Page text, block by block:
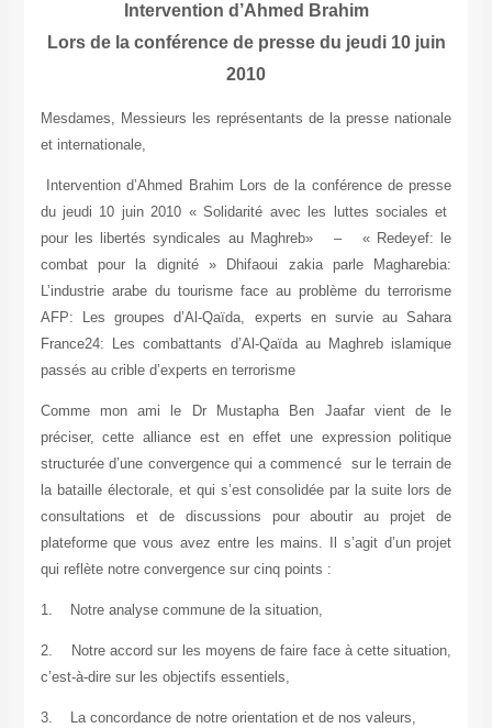
Intervention d’Ahmed Brahim
Lors de la conférence de presse du jeudi 10 juin
2010
Mesdames, Messieurs les représentants de la presse nationale
et internationale,
Intervention d’Ahmed Brahim Lors de la conférence de presse
du jeudi 10 juin 2010 « Solidarité avec les luttes sociales et
pour les libertés syndicales au Maghreb» – « Redeyef: le
combat pour la dignité » Dhifaoui zakia parle Magharebia:
L’industrie arabe du tourisme face au problème du terrorisme
AFP: Les groupes d’Al-Qaïda, experts en survie au Sahara
France24: Les combattants d’Al-Qaïda au Maghreb islamique
passés au crible d’experts en terrorisme
Comme mon ami le Dr Mustapha Ben Jaafar vient de le
préciser, cette alliance est en effet une expression politique
structurée d’une convergence qui a commencé sur le terrain de
la bataille électorale, et qui s’est consolidée par la suite lors de
consultations et de discussions pour aboutir au projet de
plateforme que vous avez entre les mains. Il s’agit d’un projet
qui reflète notre convergence sur cinq points :
1. Notre analyse commune de la situation,
2.
Notre accord sur les moyens de faire face à cette situation,
c’est-à-dire sur les objectifs essentiels,
3. La concordance de notre orientation et de nos valeurs,